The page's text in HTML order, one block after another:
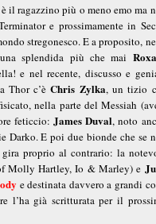
è il ragazzino più o meno emo ma
e prossimamente in
stregonesco. E a proposito,
splendida più che mai
e nel recente, discusso e
Thor c’èChris Zylka, un tizio
nella parte del Messiah
feticcio:James Duval, noto
Darko. E poi due bionde che se
proprio al contrario: la
Molly Hartley, Io & Marley) e
e destinata davvero a grandi
l’ha già scritturata per il